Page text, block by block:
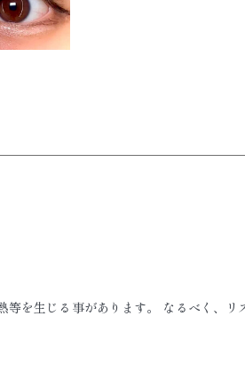
を生じる事があります。 なるべく、リ